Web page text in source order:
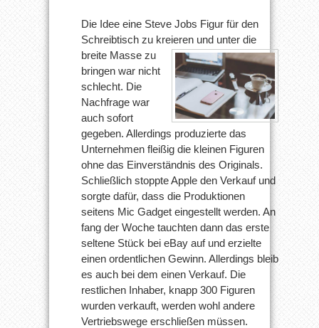
Die Idee eine Steve Jobs Figur für den
Schreibtisch zu kreieren und unter die
breite Masse zu
bringen war nicht
schlecht. Die
Nachfrage war
auch sofort
gegeben. Allerdings produzierte das
Unternehmen fleißig die kleinen Figuren
ohne das Einverständnis des Originals.
Schließlich stoppte Apple den Verkauf und
sorgte dafür, dass die Produktionen
seitens Mic Gadget eingestellt werden. An
fang der Woche tauchten dann das erste
seltene Stück bei eBay auf und erzielte
einen ordentlichen Gewinn. Allerdings bleib
es auch bei dem einen Verkauf. Die
restlichen Inhaber, knapp 300 Figuren
wurden verkauft, werden wohl andere
Vertriebswege erschließen müssen.